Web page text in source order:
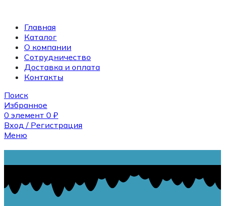
Главная
Каталог
О компании
Сотрудничество
Доставка и оплата
Контакты
Поиск
Избранное
0 элемент 0 ₽
Вход / Регистрация
Меню
0элемент 0₽